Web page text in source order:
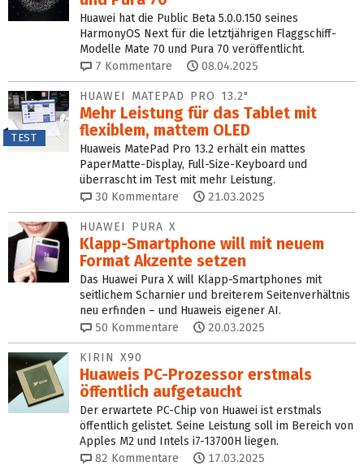
Huawei hat die Public Beta 5.0.0.150 seines
HarmonyOS Next für die letztjährigen Flaggschiff-
Modelle Mate 70 und Pura 70 veröffentlicht.
7 Kommentare 08.04.2025
TEST
HUAWEI MATEPAD PRO 13.2"
Mehr Leistung für das Tablet mit
flexiblem, mattem OLED
Huaweis MatePad Pro 13.2 erhält ein mattes
PaperMatte-Display, Full-Size-Keyboard und
überrascht im Test mit mehr Leistung.
30 Kommentare 21.03.2025
HUAWEI PURA X
Klapp-Smartphone will mit neuem
Format Akzente setzen
Das Huawei Pura X will Klapp-Smartphones mit
seitlichem Scharnier und breiterem Seitenverhältnis
neu erfinden – und Huaweis eigener AI.
50 Kommentare 20.03.2025
KIRIN X90
Huaweis PC-Prozessor erstmals
öffentlich aufgetaucht
Der erwartete PC-Chip von Huawei ist erstmals
öffentlich gelistet. Seine Leistung soll im Bereich von
Apples M2 und Intels i7-13700H liegen.
82 Kommentare 17.03.2025